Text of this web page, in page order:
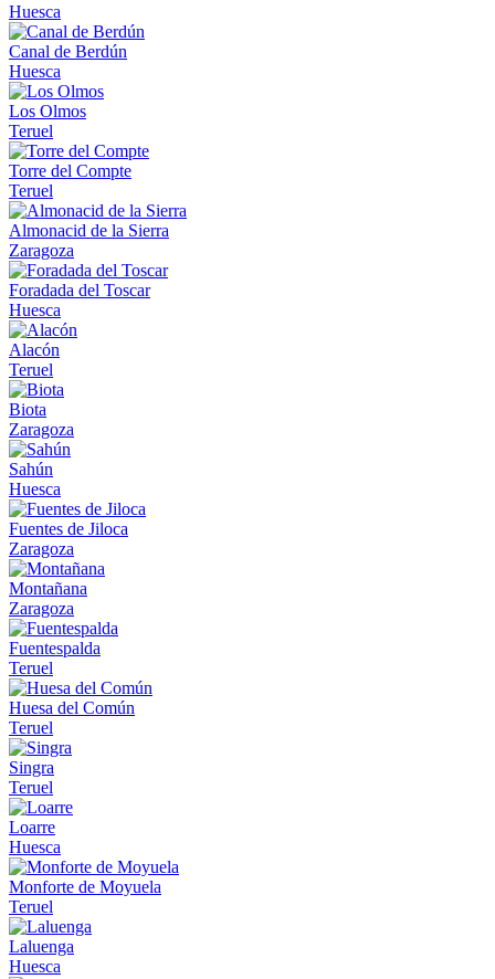
Huesca
Canal de Berdún
Huesca
Los Olmos
Teruel
Torre del Compte
Teruel
Almonacid de la Sierra
Zaragoza
Foradada del Toscar
Huesca
Alacón
Teruel
Biota
Zaragoza
Sahún
Huesca
Fuentes de Jiloca
Zaragoza
Montañana
Zaragoza
Fuentespalda
Teruel
Huesa del Común
Teruel
Singra
Teruel
Loarre
Huesca
Monforte de Moyuela
Teruel
Laluenga
Huesca